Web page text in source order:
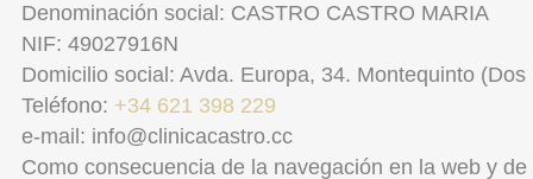
Denominación social: CASTRO CASTRO MARIA
NIF: 49027916N
Domicilio social: Avda. Europa, 34. Montequinto (Dos
Teléfono: +34 621 398 229
e-mail: info@clinicacastro.cc
Como consecuencia de la navegación en la web y